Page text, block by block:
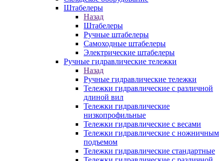
Штабелеры
Назад
Штабелеры
Ручные штабелеры
Самоходные штабелеры
Электрические штабелеры
Ручные гидравлические тележки
Назад
Ручные гидравлические тележки
Тележки гидравлические с различной
длиной вил
Тележки гидравлические
низкопрофильные
Тележки гидравлические с весами
Тележки гидравлические с ножничным
подъемом
Тележки гидравлические стандартные